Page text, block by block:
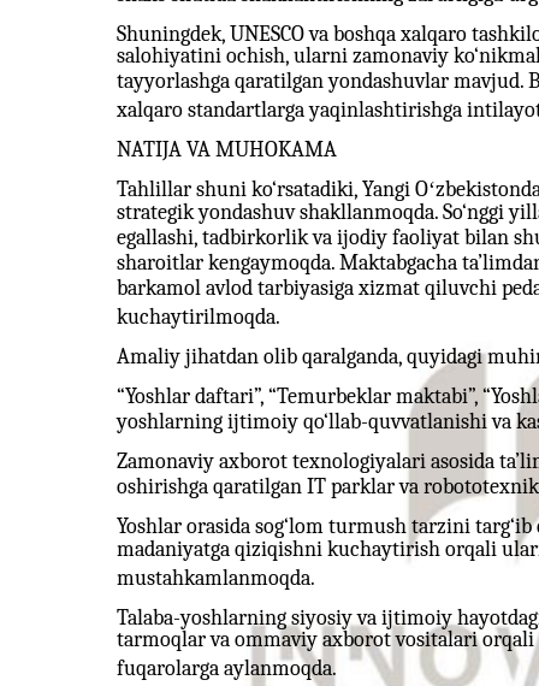
Shuningdek, UNESCO va boshqa xalqaro
salohiyatini ochish, ularni zamonaviy
tayyorlashga qaratilgan yondashuvlar mavjud.
xalqaro standartlarga yaqinlashtirishga
NATIJA VA MUHOKAMA
Tahlillar shuni ko‘rsatadiki, Yangi
strategik yondashuv shakllanmoqda. So‘nggi
egallashi, tadbirkorlik va ijodiy faoliyat bilan
sharoitlar kengaymoqda. Maktabgacha
barkamol avlod tarbiyasiga xizmat qiluvchi
kuchaytirilmoqda.
Amaliy jihatdan olib qaralganda, quyidagi
“Yoshlar daftari”, “Temurbeklar maktabi”,
yoshlarning ijtimoiy qo‘llab-quvvatlanishi va
Zamonaviy axborot texnologiyalari asosida
oshirishga qaratilgan IT parklar va
Yoshlar orasida sog‘lom turmush tarzini
madaniyatga qiziqishni kuchaytirish orqali
mustahkamlanmoqda.
Talaba-yoshlarning siyosiy va ijtimoiy
tarmoqlar va ommaviy axborot vositalari
fuqarolarga aylanmoqda.